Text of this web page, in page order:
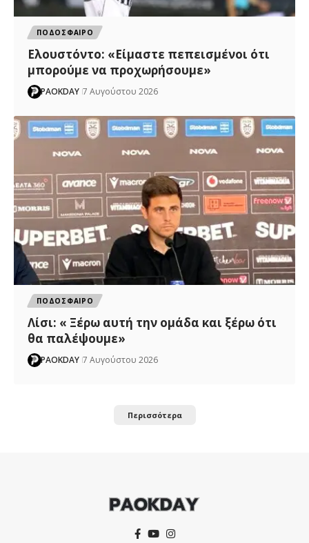
ΠΟΔΟΣΦΑΙΡΟ
Ελουστόντο: «Είμαστε πεπεισμένοι ότι
μπορούμε να προχωρήσουμε»
PAOKDAY 7 Αυγούστου 2026
ΠΟΔΟΣΦΑΙΡΟ
Λίσι: « Ξέρω αυτή την ομάδα και ξέρω ότι
θα παλέψουμε»
PAOKDAY 7 Αυγούστου 2026
Περισσότερα